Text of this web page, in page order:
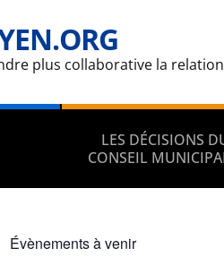
plus collaborative la
LES DÉCISIONS
CONSEIL
Évènements à venir